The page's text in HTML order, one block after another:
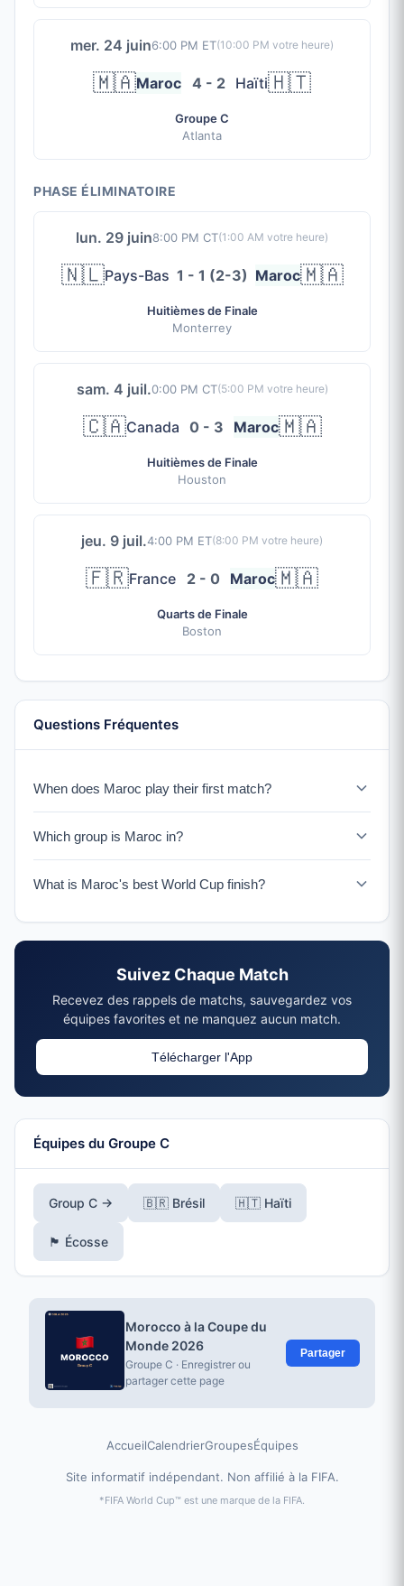
mer. 24 juin6:00 PM ET(10:00 PM votre heure)
🇲🇦Maroc 4 - 2 Haïti🇭🇹
Groupe C
Atlanta
PHASE ÉLIMINATOIRE
lun. 29 juin8:00 PM CT(1:00 AM votre heure)
🇳🇱Pays-Bas 1 - 1 (2-3) Maroc🇲🇦
Huitièmes de Finale
Monterrey
sam. 4 juil.0:00 PM CT(5:00 PM votre heure)
🇨🇦Canada 0 - 3 Maroc🇲🇦
Huitièmes de Finale
Houston
jeu. 9 juil.4:00 PM ET(8:00 PM votre heure)
🇫🇷France 2 - 0 Maroc🇲🇦
Quarts de Finale
Boston
Questions Fréquentes
When does Maroc play their first match?
Which group is Maroc in?
What is Maroc's best World Cup finish?
Suivez Chaque Match
Recevez des rappels de matchs, sauvegardez vos
équipes favorites et ne manquez aucun match.
Télécharger l'App
Équipes du Groupe C
Group C → 🇧🇷 Brésil 🇭🇹 Haïti
🏴󠁧󠁢󠁳󠁣󠁴󠁿 Écosse
Morocco à la Coupe du
Monde 2026
Groupe C · Enregistrer ou
partager cette page
Partager
AccueilCalendrierGroupesÉquipes
Site informatif indépendant. Non affilié à la FIFA.
*FIFA World Cup™ est une marque de la FIFA.